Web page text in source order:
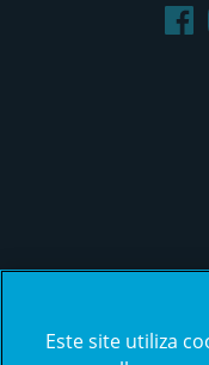
Este site utiliza